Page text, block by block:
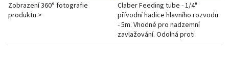
Zobrazení 360° fotografie
produktu >
Claber Feeding tube - 1/4"
přívodní hadice hlavního rozvodu
- 5m. Vhodné pro nadzemní
zavlažování. Odolná proti
usazování řas, proti UV záření a